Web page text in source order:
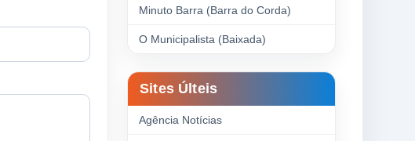
Minuto Barra (Barra do Corda)
O Municipalista (Baixada)
Sites Últeis
Agência Notícias